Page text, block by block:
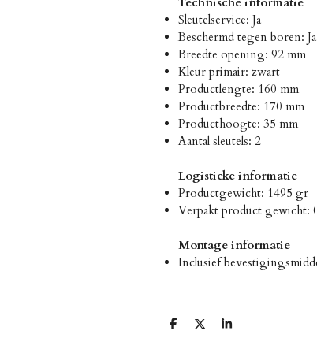
Sleutelservice: Ja
Beschermd tegen boren: Ja
Breedte opening: 92 mm
Kleur primair: zwart
Productlengte: 160 mm
Productbreedte: 170 mm
Producthoogte: 35 mm
Aantal sleutels: 2
Logistieke informatie
Productgewicht: 1495 gr
Verpakt product gewicht:
Montage informatie
Inclusief
D
D
S